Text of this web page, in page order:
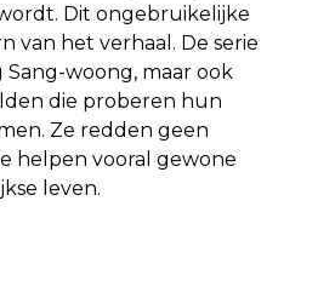
Dit ongebruikelijke
van het verhaal. De serie
woong, maar ook
die proberen hun
Ze redden geen
helpen vooral gewone
leven.